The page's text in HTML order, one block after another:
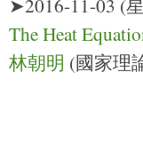
The Heat
林朝明 (國家理